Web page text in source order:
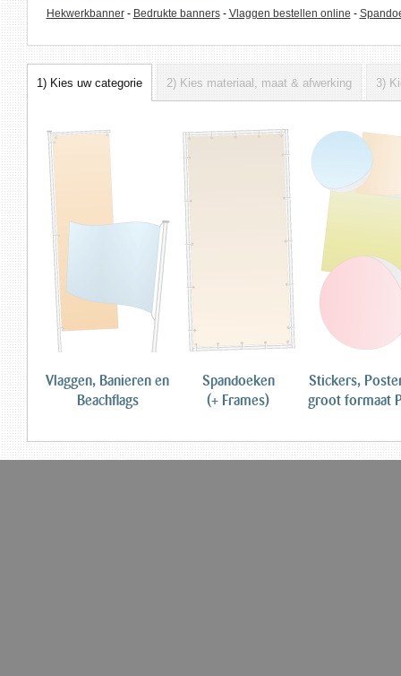
Hekwerkbanner Bedrukte banners Vlaggen bestellen online
1) Kies uw categorie 2) Kies materiaal, maat & afwerking 3)
Vlaggen, Banieren en
Beachflags
Spandoeken
(+ Frames)
Stickers,
groot formaat